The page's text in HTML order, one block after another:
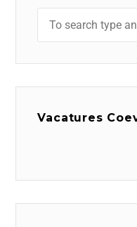
Vacatures